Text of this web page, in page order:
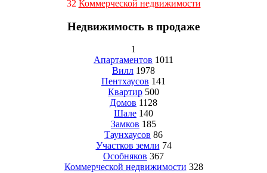
32 Коммерческой недвижимости
Недвижимость в продаже
1
Апартаментов 1011
Вилл 1978
Пентхаусов 141
Квартир 500
Домов 1128
Шале 140
Замков 185
Таунхаусов 86
Участков земли 74
Особняков 367
Коммерческой недвижимости 328